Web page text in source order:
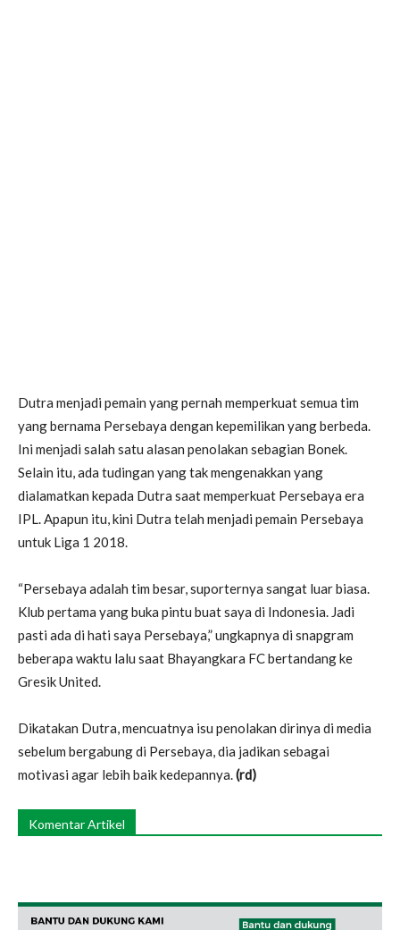
Dutra menjadi pemain yang pernah memperkuat semua tim
yang bernama Persebaya dengan kepemilikan yang berbeda.
Ini menjadi salah satu alasan penolakan sebagian Bonek.
Selain itu, ada tudingan yang tak mengenakkan yang
dialamatkan kepada Dutra saat memperkuat Persebaya era
IPL. Apapun itu, kini Dutra telah menjadi pemain Persebaya
untuk Liga 1 2018.
“Persebaya adalah tim besar, suporternya sangat luar biasa.
Klub pertama yang buka pintu buat saya di Indonesia. Jadi
pasti ada di hati saya Persebaya,” ungkapnya di snapgram
beberapa waktu lalu saat Bhayangkara FC bertandang ke
Gresik United.
Dikatakan Dutra, mencuatnya isu penolakan dirinya di media
sebelum bergabung di Persebaya, dia jadikan sebagai
motivasi agar lebih baik kedepannya. (rd)
Komentar Artikel